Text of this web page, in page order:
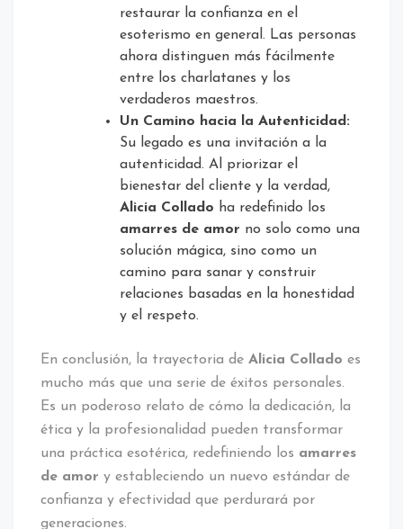
restaurar la confianza en el
esoterismo en general. Las personas
ahora distinguen más fácilmente
entre los charlatanes y los
verdaderos maestros.
Un Camino hacia la Autenticidad:
Su legado es una invitación a la
autenticidad. Al priorizar el
bienestar del cliente y la verdad,
Alicia Collado ha redefinido los
amarres de amor no solo como una
solución mágica, sino como un
camino para sanar y construir
relaciones basadas en la honestidad
y el respeto.
En conclusión, la trayectoria de Alicia Collado es
mucho más que una serie de éxitos personales.
Es un poderoso relato de cómo la dedicación, la
ética y la profesionalidad pueden transformar
una práctica esotérica, redefiniendo los amarres
de amor y estableciendo un nuevo estándar de
confianza y efectividad que perdurará por
generaciones.